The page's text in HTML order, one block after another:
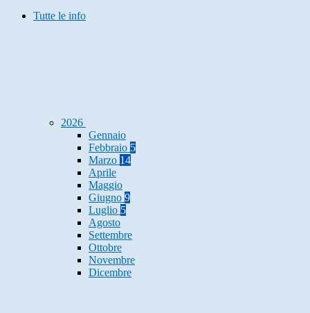
Tutte le info
2026
Gennaio
Febbraio 5
Marzo 14
Aprile
Maggio
Giugno 9
Luglio 5
Agosto
Settembre
Ottobre
Novembre
Dicembre